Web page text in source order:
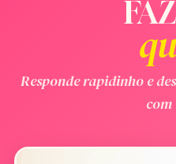
Responde rapidinho e
com